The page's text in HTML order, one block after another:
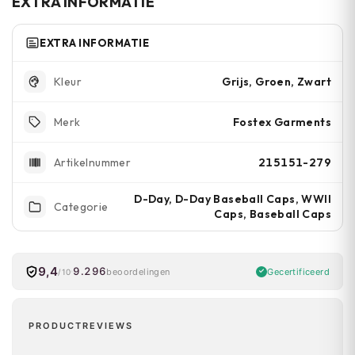
EXTRA INFORMATIE
Kleur Grijs, Groen, Zwart
Merk Fostex Garments
Artikelnummer 215151-279
Categorie
D-Day, D-Day Baseball Caps, WWII
Caps, Baseball Caps
9,4/10 9.296beoordelingen Gecertificeerd
PRODUCTREVIEWS